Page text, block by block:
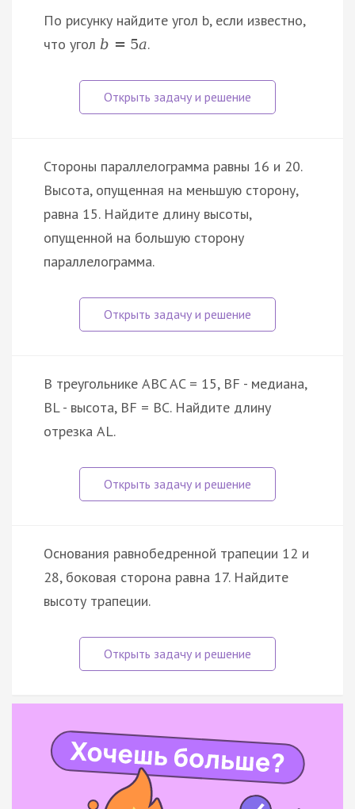
По рисунку найдите угол b, если известно,
что угол b = 5a.
Стороны параллелограмма равны 16 и 20.
Высота, опущенная на меньшую сторону,
равна 15. Найдите длину высоты,
опущенной на большую сторону
параллелограмма.
В треугольнике ABC AC = 15, BF - медиана,
BL - высота, BF = BC. Найдите длину
отрезка AL.
Основания равнобедренной трапеции 12 и
28, боковая сторона равна 17. Найдите
высоту трапеции.